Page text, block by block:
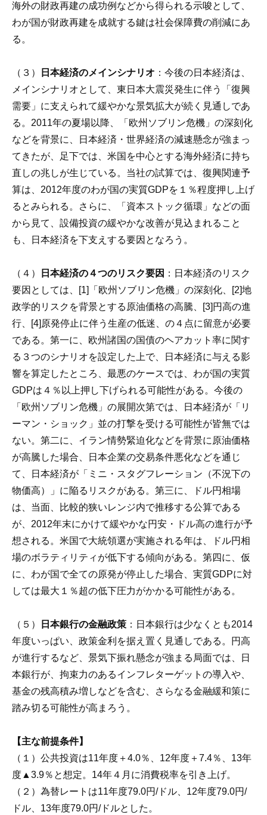
海外の財政再建の成功例などから得られる示唆として、
わが国が財政再建を成就する鍵は社会保障費の削減にあ
る。
（３） 日本経済のメインシナリオ ：今後の日本経済は、
メインシナリオとして、東日本大震災発生に伴う「復興
需要」に支えられて緩やかな景気拡大が続く見通しであ
る。 2011年の夏場以降、「欧州ソブリン危機」の深刻化
などを背景に、日本経済・世界経済の減速懸念が強まっ
てきたが、足下では、米国を中心とする海外経済に持ち
直しの兆しが生じている。当社の試算では、復興関連予
算は、2012年度のわが国の実質GDPを１％程度押し上げ
るとみられる。さらに、「資本ストック循環」などの面
から見て、設備投資の緩やかな改善が見込まれること
も、日本経済を下支えする要因となろう。
（４） 日本経済の４つのリスク要因 ：日本経済のリスク
要因としては、[1]「欧州ソブリン危機」の深刻化、[2]地
政学的リスクを背景とする原油価格の高騰、[3]円高の進
行、[4]原発停止に伴う生産の低迷、の４点に留意が必要
である。 第一に、欧州諸国の国債のヘアカット率に関す
る３つのシナリオを設定した上で、日本経済に与える影
響を算定したところ、最悪のケースでは、わが国の実質
GDPは４％以上押し下げられる可能性がある。今後の
「欧州ソブリン危機」の展開次第では、日本経済が「リ
ーマン・ショック」並の打撃を受ける可能性が皆無では
ない。第二に、イラン情勢緊迫化などを背景に原油価格
が高騰した場合、日本企業の交易条件悪化などを通じ
て、日本経済が「ミニ・スタグフレーション（不況下の
物価高）」に陥るリスクがある。第三に、ドル円相場
は、当面、比較的狭いレンジ内で推移する公算である
が、2012年末にかけて緩やかな円安・ドル高の進行が予
想される。米国で大統領選が実施される年は、ドル円相
場のボラティリティが低下する傾向がある。第四に、仮
に、わが国で全ての原発が停止した場合、実質GDPに対
しては最大１％超の低下圧力がかかる可能性がある。
（５） 日本銀行の金融政策 ：日本銀行は少なくとも2014
年度いっぱい、政策金利を据え置く見通しである。円高
が進行するなど、景気下振れ懸念が強まる局面では、日
本銀行が、拘束力のあるインフレターゲットの導入や、
基金の残高積み増しなどを含む、さらなる金融緩和策に
踏み切る可能性が高まろう。
【主な前提条件】
（１）公共投資は11年度＋4.0％、12年度＋7.4％、13年
度▲3.9％と想定。14年４月に消費税率を引き上げ。
（２）為替レートは11年度79.0円/ドル、12年度79.0円/
ドル、13年度79.0円/ドルとした。